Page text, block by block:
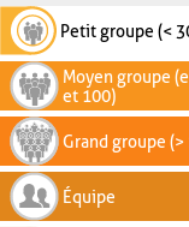
Petit groupe (<
Moyen groupe
et 100)
Grand groupe (>
Équipe